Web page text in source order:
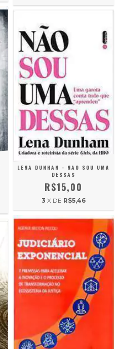
LENA DUNHAN - NAO SOU UMA
DESSAS
R$15,00
3 X DE R$5,46